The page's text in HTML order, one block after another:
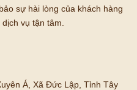
sự hài lòng của khách hàng
vụ tận tâm.
Á, Xã Đức Lập, Tỉnh Tây